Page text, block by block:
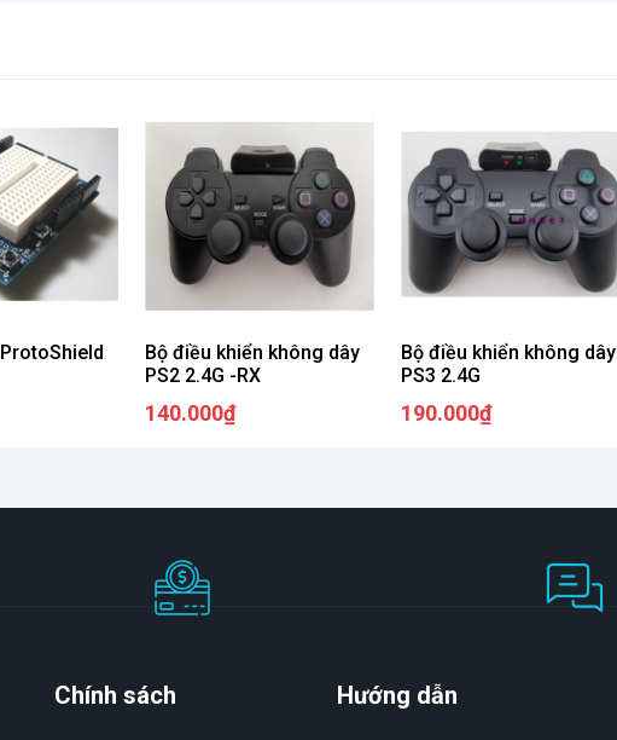
Bộ điều khiển không dây
PS2 2.4G -RX
140.000₫
Bộ điều khiển không dây
PS3 2.4G
190.000₫
Chính sách Hướng dẫn